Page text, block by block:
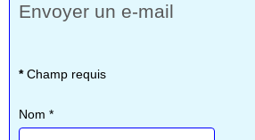
Envoyer un e-mail
*Champ requis
Nom *